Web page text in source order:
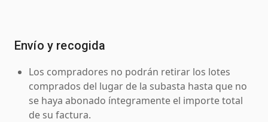
Envío y recogida
Los compradores no podrán retirar los lotes
comprados del lugar de la subasta hasta que no
se haya abonado íntegramente el importe total
de su factura.